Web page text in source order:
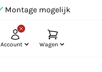
Montage mogelijk
Account Wagen